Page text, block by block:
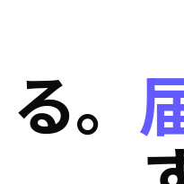
。